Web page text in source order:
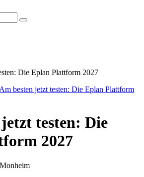
Die Eplan Plattform 2027
Am besten jetzt testen: Die Eplan Plattform
testen: Die
2027